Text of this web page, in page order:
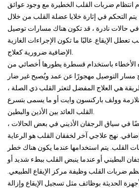
انتظام ضربات القلب الخطيرة مع وجود عوائق
يتم التحكم في إثارة خلايا عضلة القلب من خلال
في حالات نادرة ، قد تكون هناك مسارات توصيل
الإيقاع. غالبًا ما تكون الإجراءات الغازية
الأخطاء باستخدام قسطرة يطورها أخصائي من
مسار التوصيل مهجورًا عن عمد ويُصبح غير ضار
هي العلاج المفضل لتعثر القلب ذي الصلة ،
وولف باركنسون وايت أو ما يسمى بتسرع
في سياق الرجفان الأذيني في بعض الحالات ،
نهج علاجي آخر لخفقان القلب هو الرعاية
القلب. يتم استخدامها عندما يكون هناك خطر
البطيني أو عندما ينبض القلب ببطء شديد أو
ضربات القلب وظيفة مركز الإيقاع الطبيعي.
الحديثة بوظائف مثل تسجيل الإيقاع وإزالة